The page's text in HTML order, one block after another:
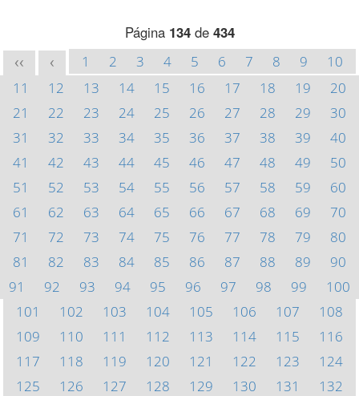
Página 134de 434
<< < 1 2 3 4 5 6 7 8 9
10
11
12 13 14 15 16 17 18 19
20
21
22 23 24 25 26 27 28 29
30
31
32 33 34 35 36 37 38 39
40
41
42 43 44 45 46 47 48 49
50
51
52 53 54 55 56 57 58 59
60
61
62 63 64 65 66 67 68 69
70
71
72 73 74 75 76 77 78 79
80
81
82 83 84 85 86 87 88 89
90
91
92 93 94 95 96 97 98 99
100
101
102 103 104 105 106 107
108
109
110 111 112 113 114 115
116
117
118 119 120 121 122 123
124
125
126 127 128 129 130 131
132